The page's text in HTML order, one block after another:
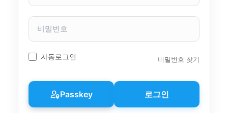
자
이
비
번
호
자동로그인 비밀번호 찾기
Passkey 로그인